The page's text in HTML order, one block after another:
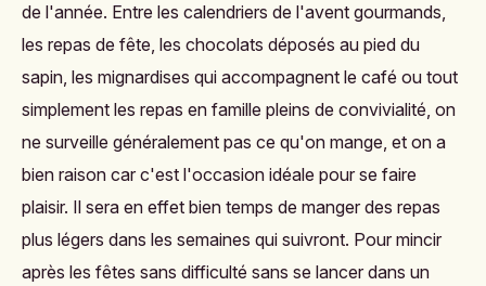
de l'année. Entre les calendriers de l'avent gourmands,
les repas de fête, les chocolats déposés au pied du
sapin, les mignardises qui accompagnent le café ou tout
simplement les repas en famille pleins de convivialité, on
ne surveille généralement pas ce qu'on mange, et on a
bien raison car c'est l'occasion idéale pour se faire
plaisir. Il sera en effet bien temps de manger des repas
plus légers dans les semaines qui suivront. Pour mincir
après les fêtes sans difficulté sans se lancer dans un